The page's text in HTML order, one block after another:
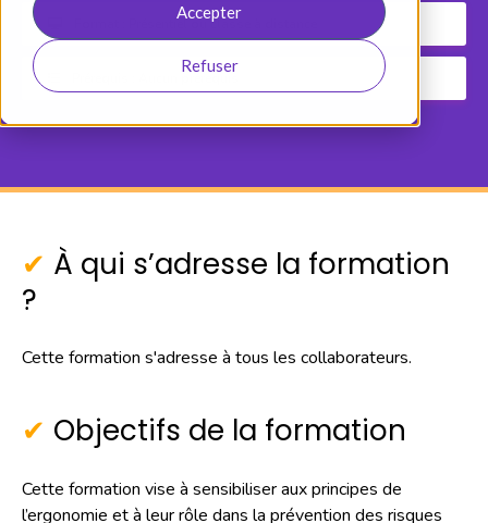
Accepter
Refuser
Format : Présentiel ou classe à distance
À qui s’adresse la formation
?
Cette formation s'adresse à tous les collaborateurs.
Objectifs de la formation
Cette formation vise à sensibiliser aux principes de
l’ergonomie et à leur rôle dans la prévention des risques